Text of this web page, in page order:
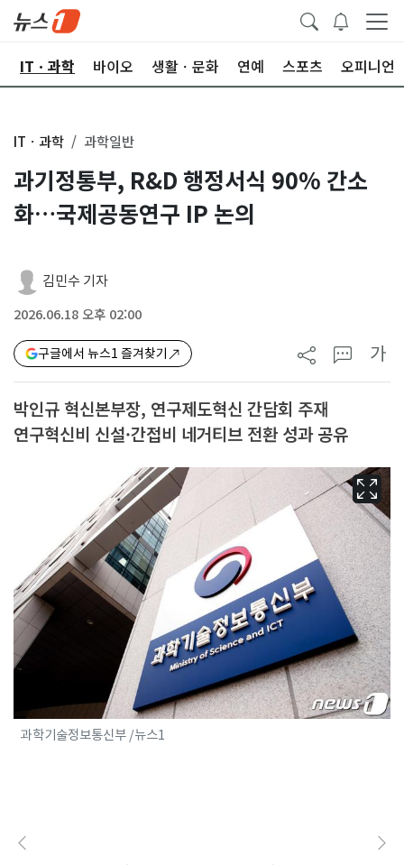
ITㆍ과학 바이오 생활ㆍ문화 연예 스포츠 오피니언
ITㆍ과학 과학일반
과기정통부, R&D 행정서식 90% 간소
화…국제공동연구 IP 논의
김민수 기자
2026.06.18 오후 02:00
구글에서 뉴스1 즐겨찾기 가
박인규 혁신본부장, 연구제도혁신 간담회 주재
연구혁신비 신설·간접비 네거티브 전환 성과 공유
과학기술정보통신부 /뉴스1